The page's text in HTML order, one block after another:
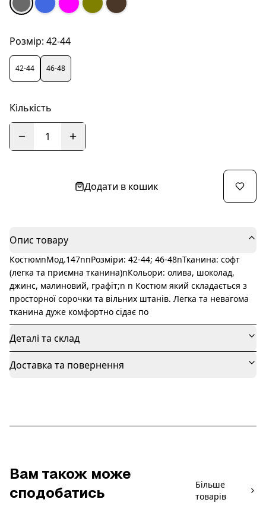
Розмір: 42-44
42-44 46-48
Кількість
1
Додати в кошик
Опис товару
КостюмnМод.147nnРозміри: 42-44; 46-48nТканина: софт
(легка та приємна тканина)nКольори: олива, шоколад,
джинс, малиновий, графіт;n n Костюм який складається з
просторної сорочки та вільних штанів. Легка та невагома
тканина дуже комфортно сідає по
Деталі та склад
Доставка та повернення
Вам також може
сподобатись
Більше
товарів